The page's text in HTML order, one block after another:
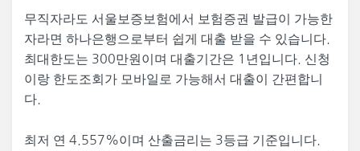
무직자라도 서울보증보험에서 보험증권 발급이 가능한
자라면 하나은행으로부터 쉽게 대출 받을 수 있습니다.
최대한도는 300만원이며 대출기간은 1년입니다. 신청
이랑 한도조회가 모바일로 가능해서 대출이 간편합니
다.
최저 연 4.557%이며 산출금리는 3등급 기준입니다.